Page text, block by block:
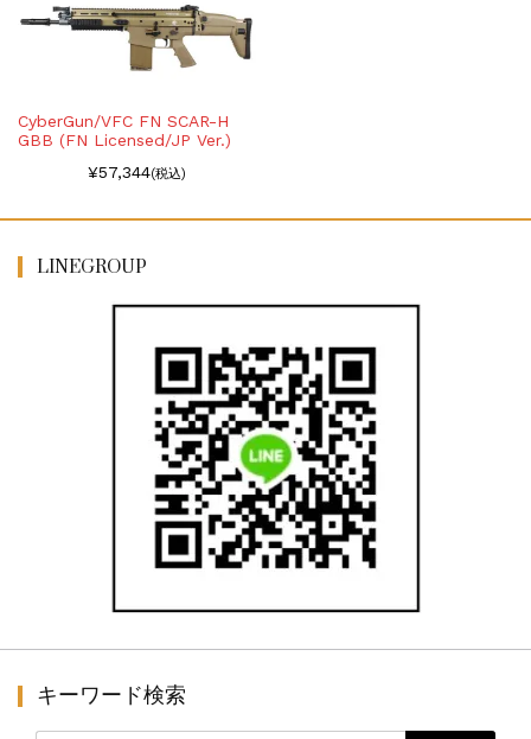
CyberGun/VFC FN SCAR-H
GBB (FN Licensed/JP Ver.)
¥57,344(税込)
LINEGROUP
キーワード検索